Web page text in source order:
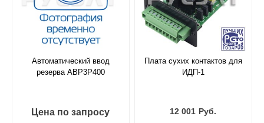
Автоматический ввод
резерва АВР3Р400
Цена по запросу
Плата сухих контактов для
ИДП-1
12 001 Руб.